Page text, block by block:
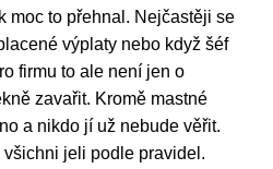
moc to přehnal. Nejčastěji se
výplaty nebo když šéf
firmu to ale není jen o
zavařit. Kromě mastné
a nikdo jí už nebude věřit.
jeli podle pravidel.